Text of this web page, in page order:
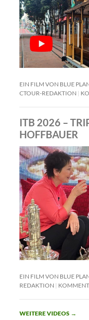
EIN FILM VON BLUE
CTOUR-REDAKTION
ITB 2026 –
HOFFBAUER
EIN FILM VON BLUE
REDAKTION
WEITERE VIDEOS →